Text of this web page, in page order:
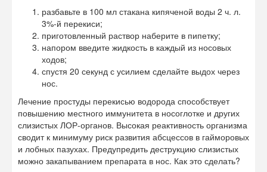
разбавьте в 100 мл стакана кипяченой воды 2 ч. л.
3%-й перекиси;
приготовленный раствор наберите в пипетку;
напором введите жидкость в каждый из носовых
ходов;
спустя 20 секунд с усилием сделайте выдох через
нос.
Лечение простуды перекисью водорода способствует
повышению местного иммунитета в носоглотке и других
слизистых ЛОР-органов. Высокая реактивность организма
сводит к минимуму риск развития абсцессов в гайморовых
и лобных пазухах. Предупредить деструкцию слизистых
можно закапыванием препарата в нос. Как это сделать?